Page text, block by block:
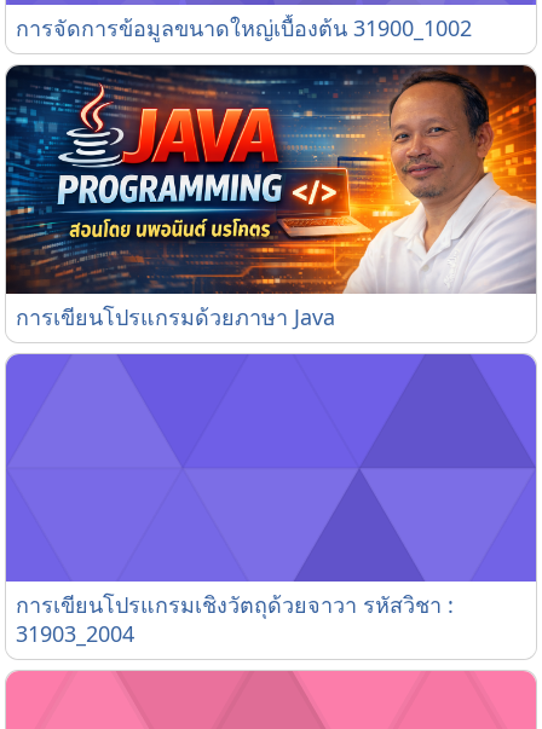
การจัดการข้อมูลขนาดใหญ่เบื้องต้น 31900_1002
การจัดการข้อมูลขนาดใหญ่เบื้องต้น 31900_1002
การเขียนโปรแกรมด้วยภาษา Java
การเขียนโปรแกรมด้วยภาษา Java
การเขียนโปรแกรมเชิงวัตถุด้วยจาวา รหัสวิชา :
การเขียนโปรแกรมเชิงวัตถุด้วยจาวา รหัสวิชา :
31903_2004